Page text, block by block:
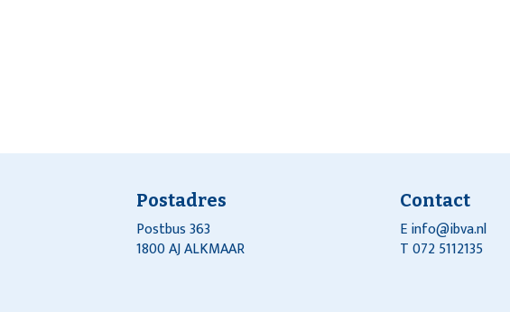
Postadres
Postbus 363
1800 AJ ALKMAAR
Contact
Einfo@ibva.nl
T 072 5112135